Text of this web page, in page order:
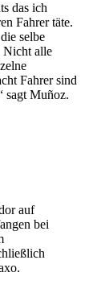
das ich
Fahrer täte.
selbe
Nicht alle
Fahrer sind
sagt Muñoz.
auf
bei